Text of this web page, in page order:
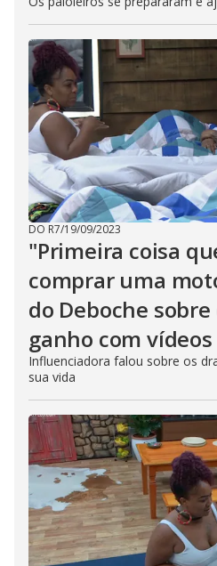
DO R7/19/09/2023
"Primeira coisa
comprar uma
do Deboche
ganho com
Influenciadora falou sobre os
sua vida